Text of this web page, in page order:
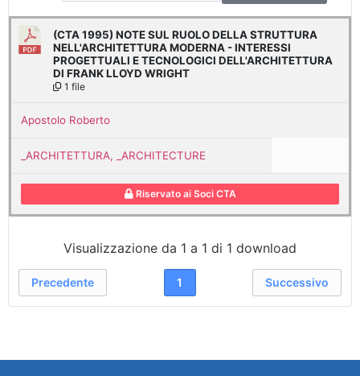
(CTA 1995) NOTE SUL RUOLO DELLA STRUTTURA
NELL'ARCHITETTURA MODERNA - INTERESSI
PROGETTUALI E TECNOLOGICI DELL'ARCHITETTURA
DI FRANK LLOYD WRIGHT
1 file
Apostolo Roberto
_ARCHITETTURA, _ARCHITECTURE
Riservato ai Soci CTA
Visualizzazione da 1 a 1 di 1 download
Precedente 1 Successivo